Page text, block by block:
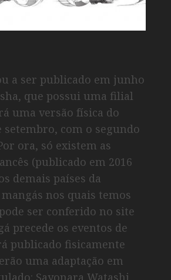
a ser publicado em junho
que possui uma filial
uma versão física do
setembro, com o segundo
ora, só existem as
(publicado em 2016
demais países da
nos quais temos
ser conferido no site
precede os eventos de
publicado fisicamente
uma adaptação em
Sayonara Watashi